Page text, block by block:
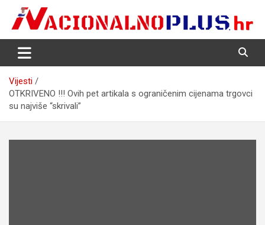
content
NacionalnoPlus.hr
Nacija želi znati više
Vijesti
OTKRIVENO !!! Ovih pet artikala s ograničenim cijenama trgovci
su najviše “skrivali”